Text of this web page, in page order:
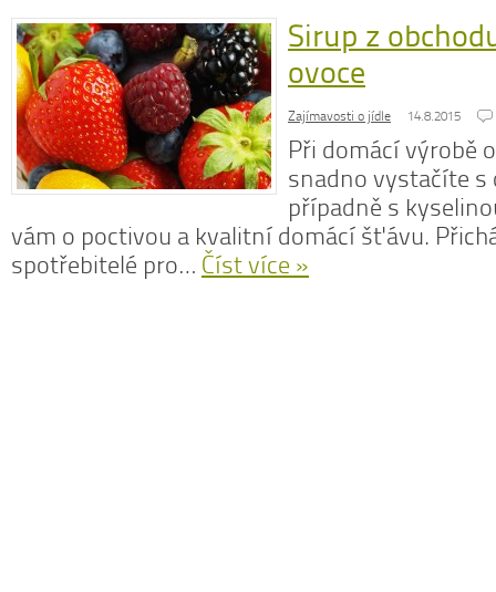
Sirup z
ovoce
Zajímavosti o jídle 14.8.2015
Při domácí výrobě
snadno vystačíte s
případně s
vám o poctivou a kvalitní domácí šťávu.
spotřebitelé pro… Číst více »